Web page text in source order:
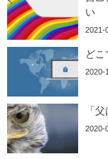
い
2021-
ど
2020-
「
2020-